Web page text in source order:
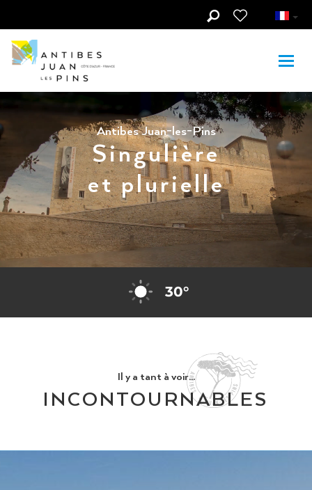
Antibes Juan-les-Pins
Singulière
et plurielle
30°
Il y a tant à voir...
INCONTOURNABLES